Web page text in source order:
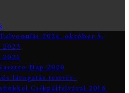
2024. október 5.
2023
2021
Nap 2020
látogatás testvér-
Csíkpálfalvával 2018